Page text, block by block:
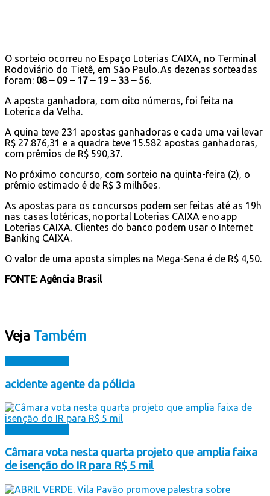
O sorteio ocorreu no Espaço Loterias CAIXA, no Terminal
Rodoviário do Tietê, em São Paulo. As dezenas sorteadas
foram: 08 – 09 – 17 – 19 – 33 – 56.
A aposta ganhadora, com oito números, foi feita na
Loterica da Velha.
A quina teve 231 apostas ganhadoras e cada uma vai levar
R$ 27.876,31 e a quadra teve 15.582 apostas ganhadoras,
com prêmios de R$ 590,37.
No próximo concurso, com sorteio na quinta-feira (2), o
prêmio estimado é de R$ 3 milhões.
As apostas para os concursos podem ser feitas até as 19h
nas casas lotéricas, no portal Loterias CAIXA e no app
Loterias CAIXA. Clientes do banco podem usar o Internet
Banking CAIXA.
O valor de uma aposta simples na Mega-Sena é de R$ 4,50.
FONTE: Agência Brasil
Veja Também
acidente agente da pólicia
Câmara vota nesta quarta projeto que amplia faixa
de isenção do IR para R$ 5 mil